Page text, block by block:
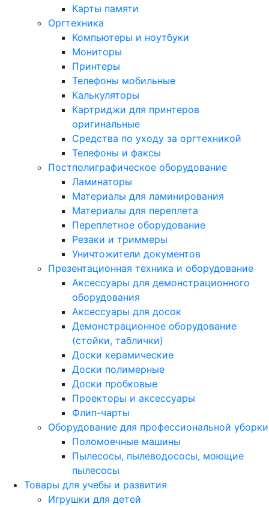
Карты памяти
Оргтехника
Компьютеры и ноутбуки
Мониторы
Принтеры
Телефоны мобильные
Калькуляторы
Картриджи для принтеров
оригинальные
Средства по уходу за оргтехникой
Телефоны и факсы
Постполиграфическое оборудование
Ламинаторы
Материалы для ламинирования
Материалы для переплета
Переплетное оборудование
Резаки и триммеры
Уничтожители документов
Презентационная техника и оборудование
Аксессуары для демонстрационного
оборудования
Аксессуары для досок
Демонстрационное оборудование
(стойки, таблички)
Доски керамические
Доски полимерные
Доски пробковые
Проекторы и аксессуары
Флип-чарты
Оборудование для профессиональной уборки
Поломоечные машины
Пылесосы, пылеводососы, моющие
пылесосы
Товары для учебы и развития
Игрушки для детей